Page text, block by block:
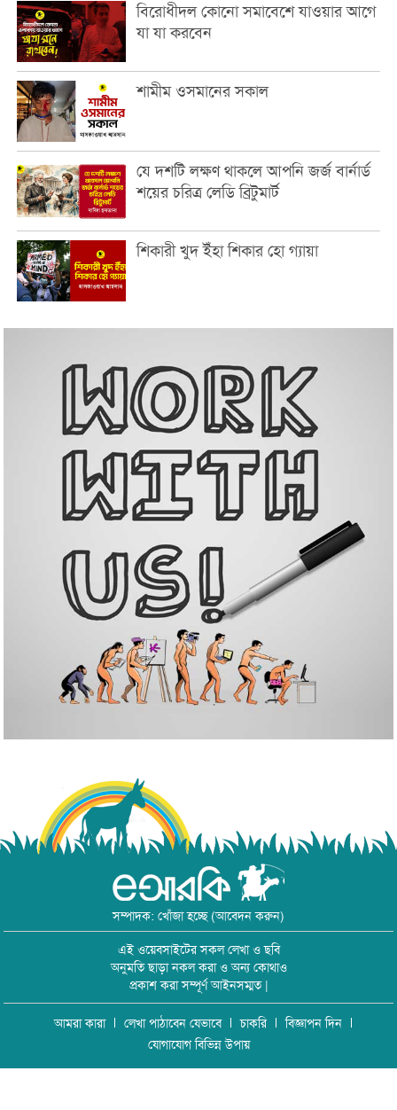
বিরোধীদল কোনো সমাবেশে যাওয়ার আগে
যা যা করবেন
শামীম ওসমানের সকাল
যে দশটি লক্ষণ থাকলে আপনি জর্জ বার্নার্ড
শয়ের চরিত্র লেডি ব্রিটুমার্ট
শিকারী খুদ ইঁহা শিকার হো গ্যায়া
সম্পাদক: খোঁজা হচ্ছে (আবেদন করুন)
এই ওয়েবসাইটের সকল লেখা ও ছবি
অনুমতি ছাড়া নকল করা ও অন্য কোথাও
প্রকাশ করা সম্পূর্ণ আইনসম্মত |
আমরা কারা লেখা পাঠাবেন যেভাবে চাকরি
বিজ্ঞাপন দিন
যোগাযোগ বিভিন্ন উপায়